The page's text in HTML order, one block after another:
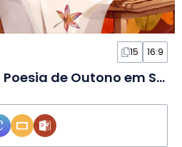
15 16:9
Chá da Tarde com Poesia de Outono em Slides